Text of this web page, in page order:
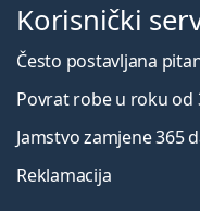
Korisnički
Često postavljana
Povrat robe u roku od
Jamstvo zamjene 365
Reklamacija